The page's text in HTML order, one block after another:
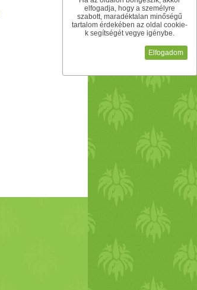
elfogadja, hogy a személyre
szabott, maradéktalan minőségű
tartalom érdekében az oldal cookie-
k segítségét vegye igénybe.
Elfogadom